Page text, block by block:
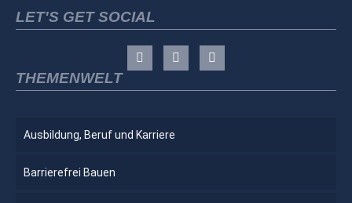
LET'S GET SOCIAL
THEMENWELT
Ausbildung, Beruf und Karriere
Barrierefrei Bauen